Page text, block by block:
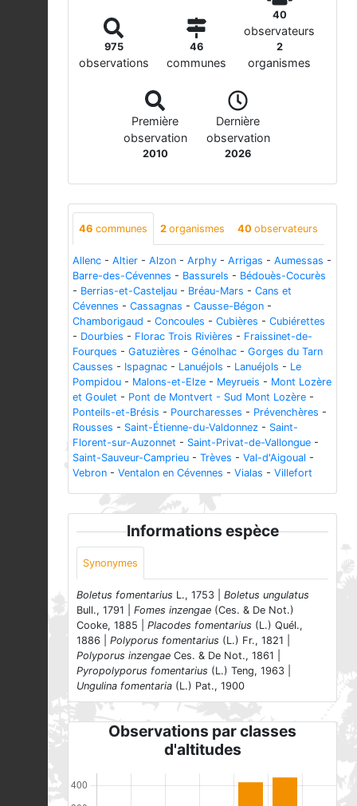
975
observations
46
communes
40
observateurs
2
organismes
Première
observation
2010
Dernière
observation
2026
46 communes 2 organismes 40 observateurs
Allenc - Altier - Alzon - Arphy - Arrigas - Aumessas -
Barre-des-Cévennes - Bassurels - Bédouès-Cocurès
- Berrias-et-Casteljau - Bréau-Mars - Cans et
Cévennes - Cassagnas - Causse-Bégon -
Chamborigaud - Concoules - Cubières - Cubiérettes
- Dourbies - Florac Trois Rivières - Fraissinet-de-
Fourques - Gatuzières - Génolhac - Gorges du Tarn
Causses - Ispagnac - Lanuéjols - Lanuéjols - Le
Pompidou - Malons-et-Elze - Meyrueis - Mont Lozère
et Goulet - Pont de Montvert - Sud Mont Lozère -
Ponteils-et-Brésis - Pourcharesses - Prévenchères -
Rousses - Saint-Étienne-du-Valdonnez - Saint-
Florent-sur-Auzonnet - Saint-Privat-de-Vallongue -
Saint-Sauveur-Camprieu - Trèves - Val-d'Aigoual -
Vebron - Ventalon en Cévennes - Vialas - Villefort
Informations espèce
Synonymes
Boletus fomentarius L., 1753 | Boletus ungulatus
Bull., 1791 | Fomes inzengae (Ces. & De Not.)
Cooke, 1885 | Placodes fomentarius (L.) Quél.,
1886 | Polyporus fomentarius (L.) Fr., 1821 |
Polyporus inzengae Ces. & De Not., 1861 |
Pyropolyporus fomentarius (L.) Teng, 1963 |
Ungulina fomentaria (L.) Pat., 1900
Observations par classes
d'altitudes